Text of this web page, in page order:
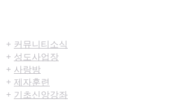
+ 커뮤니티​소식
+ 성도사업장
+ 사랑방
+ 제자훈련
+ 기초신앙강좌